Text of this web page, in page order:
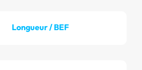
Longueur / BEF